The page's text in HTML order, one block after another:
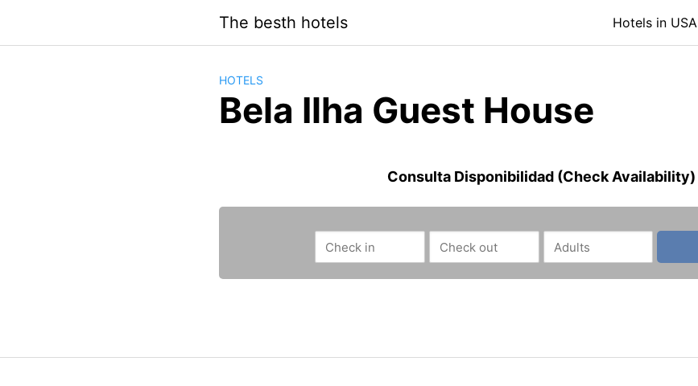
contenido
The besth hotels Hotels in USA
HOTELS
Bela Ilha Guest House
Consulta Disponibilidad (Check Availability)